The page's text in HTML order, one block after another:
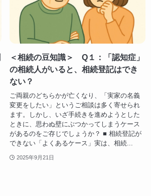
＜相続の豆知識＞ Q１：「認知症」
の相続人がいると、相続登記はでき
ない？
ご両親のどちらかが亡くなり、「実家の名義
変更をしたい」というご相談は多く寄せられ
ます。しかし、いざ手続きを進めようとした
ときに、思わぬ壁にぶつかってしまうケース
があるのをご存じでしょうか？ ■ 相続登記が
できない「よくあるケース」実は、相続...
2025年9月21日